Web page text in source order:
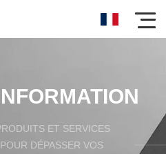
ET SERVICES
DÉPASSER VOS